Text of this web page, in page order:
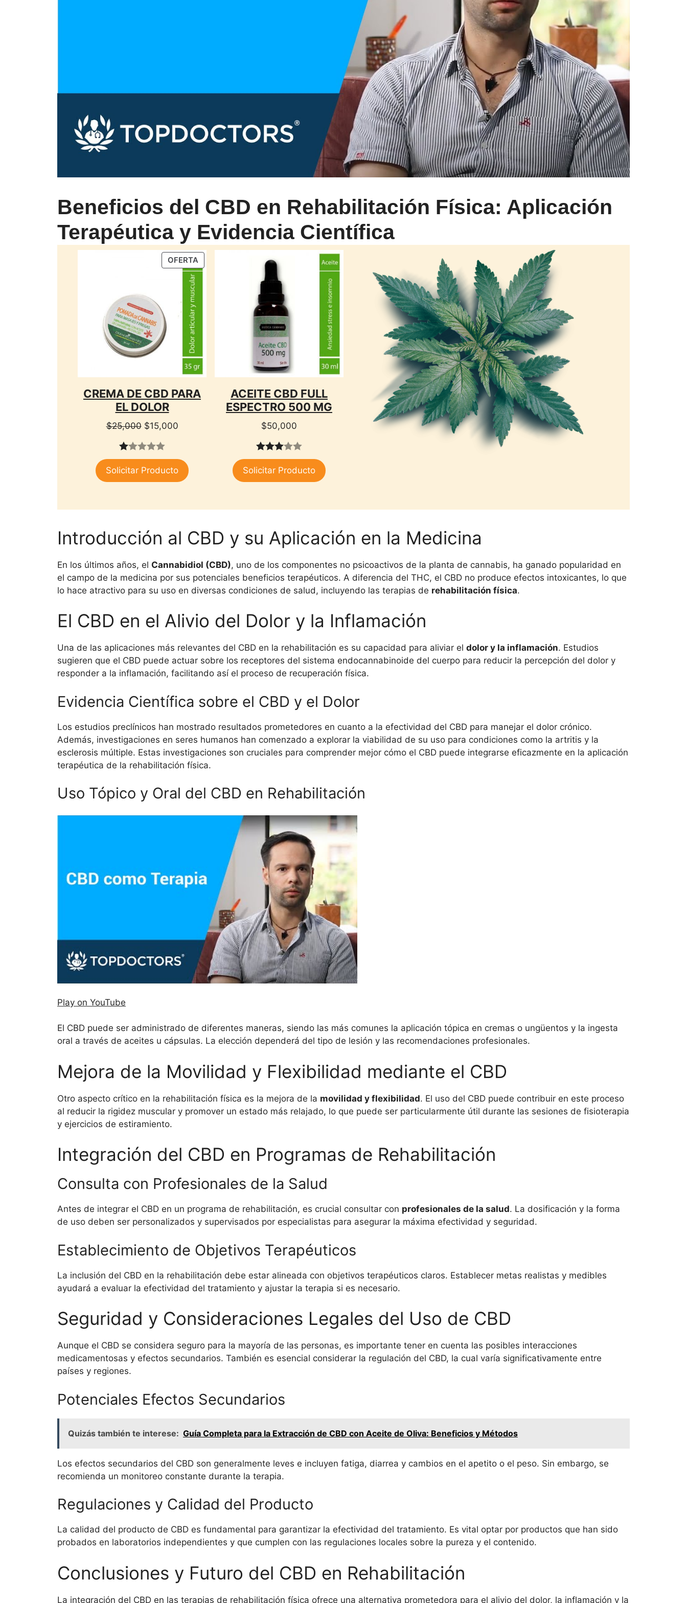
Beneficios del CBD en Rehabilitación Física: Aplicación
Terapéutica y Evidencia Científica
OFERTAPRODUCTO
EN
CREMA DE CBD PARA
EL DOLOR
$25,000 El
original
$25,000.
$15,000El
es:
$15,000.
1.
00
Solicitar Producto
ACEITE CBD FULL
ESPECTRO 500 MG
$50,000
3.00
de 5
Solicitar Producto
Introducción al CBD y su Aplicación en la Medicina
En los últimos años, el Cannabidiol (CBD), uno de los componentes no psicoactivos de la planta de cannabis, ha ganado popularidad en
el campo de la medicina por sus potenciales beneficios terapéuticos. A diferencia del THC, el CBD no produce efectos intoxicantes, lo que
lo hace atractivo para su uso en diversas condiciones de salud, incluyendo las terapias de rehabilitación física.
El CBD en el Alivio del Dolor y la Inflamación
Una de las aplicaciones más relevantes del CBD en la rehabilitación es su capacidad para aliviar el dolor y la inflamación. Estudios
sugieren que el CBD puede actuar sobre los receptores del sistema endocannabinoide del cuerpo para reducir la percepción del dolor y
responder a la inflamación, facilitando así el proceso de recuperación física.
Evidencia Científica sobre el CBD y el Dolor
Los estudios preclínicos han mostrado resultados prometedores en cuanto a la efectividad del CBD para manejar el dolor crónico.
Además, investigaciones en seres humanos han comenzado a explorar la viabilidad de su uso para condiciones como la artritis y la
esclerosis múltiple. Estas investigaciones son cruciales para comprender mejor cómo el CBD puede integrarse eficazmente en la aplicación
terapéutica de la rehabilitación física.
Uso Tópico y Oral del CBD en Rehabilitación
Play on YouTube
El CBD puede ser administrado de diferentes maneras, siendo las más comunes la aplicación tópica en cremas o ungüentos y la ingesta
oral a través de aceites u cápsulas. La elección dependerá del tipo de lesión y las recomendaciones profesionales.
Mejora de la Movilidad y Flexibilidad mediante el CBD
Otro aspecto crítico en la rehabilitación física es la mejora de la movilidad y flexibilidad. El uso del CBD puede contribuir en este proceso
al reducir la rigidez muscular y promover un estado más relajado, lo que puede ser particularmente útil durante las sesiones de fisioterapia
y ejercicios de estiramiento.
Integración del CBD en Programas de Rehabilitación
Consulta con Profesionales de la Salud
Antes de integrar el CBD en un programa de rehabilitación, es crucial consultar con profesionales de la salud. La dosificación y la forma
de uso deben ser personalizados y supervisados por especialistas para asegurar la máxima efectividad y seguridad.
Establecimiento de Objetivos Terapéuticos
La inclusión del CBD en la rehabilitación debe estar alineada con objetivos terapéuticos claros. Establecer metas realistas y medibles
ayudará a evaluar la efectividad del tratamiento y ajustar la terapia si es necesario.
Seguridad y Consideraciones Legales del Uso de CBD
Aunque el CBD se considera seguro para la mayoría de las personas, es importante tener en cuenta las posibles interacciones
medicamentosas y efectos secundarios. También es esencial considerar la regulación del CBD, la cual varía significativamente entre
países y regiones.
Potenciales Efectos Secundarios
Quizás también te interese: Guía Completa para la Extracción de CBD con Aceite de Oliva: Beneficios y Métodos
Los efectos secundarios del CBD son generalmente leves e incluyen fatiga, diarrea y cambios en el apetito o el peso. Sin embargo, se
recomienda un monitoreo constante durante la terapia.
Regulaciones y Calidad del Producto
La calidad del producto de CBD es fundamental para garantizar la efectividad del tratamiento. Es vital optar por productos que han sido
probados en laboratorios independientes y que cumplen con las regulaciones locales sobre la pureza y el contenido.
Conclusiones y Futuro del CBD en Rehabilitación
La integración del CBD en las terapias de rehabilitación física ofrece una alternativa prometedora para el alivio del dolor, la inflamación y la